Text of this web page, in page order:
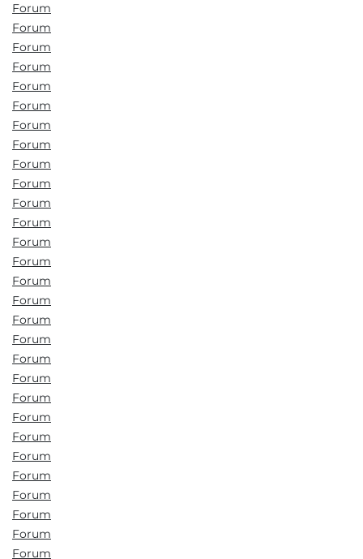
Forum
Forum
Forum
Forum
Forum
Forum
Forum
Forum
Forum
Forum
Forum
Forum
Forum
Forum
Forum
Forum
Forum
Forum
Forum
Forum
Forum
Forum
Forum
Forum
Forum
Forum
Forum
Forum
Forum